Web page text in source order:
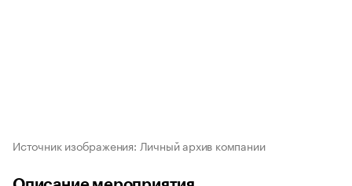
Источник изображения: Личный архив компании